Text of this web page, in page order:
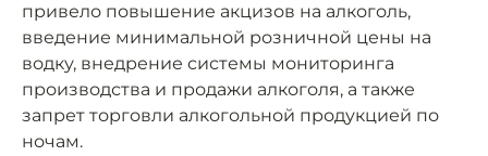
привело повышение акцизов на алкоголь,
введение минимальной розничной цены на
водку, внедрение системы мониторинга
производства и продажи алкоголя, а также
запрет торговли алкогольной продукцией по
ночам.